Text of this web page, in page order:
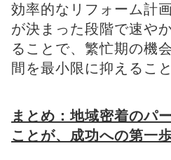
効率的なリフォーム計
が決まった段階で速や
ることで、繁忙期の機
間を最小限に抑えるこ
まとめ：地域密着のパ
ことが、成功への第一